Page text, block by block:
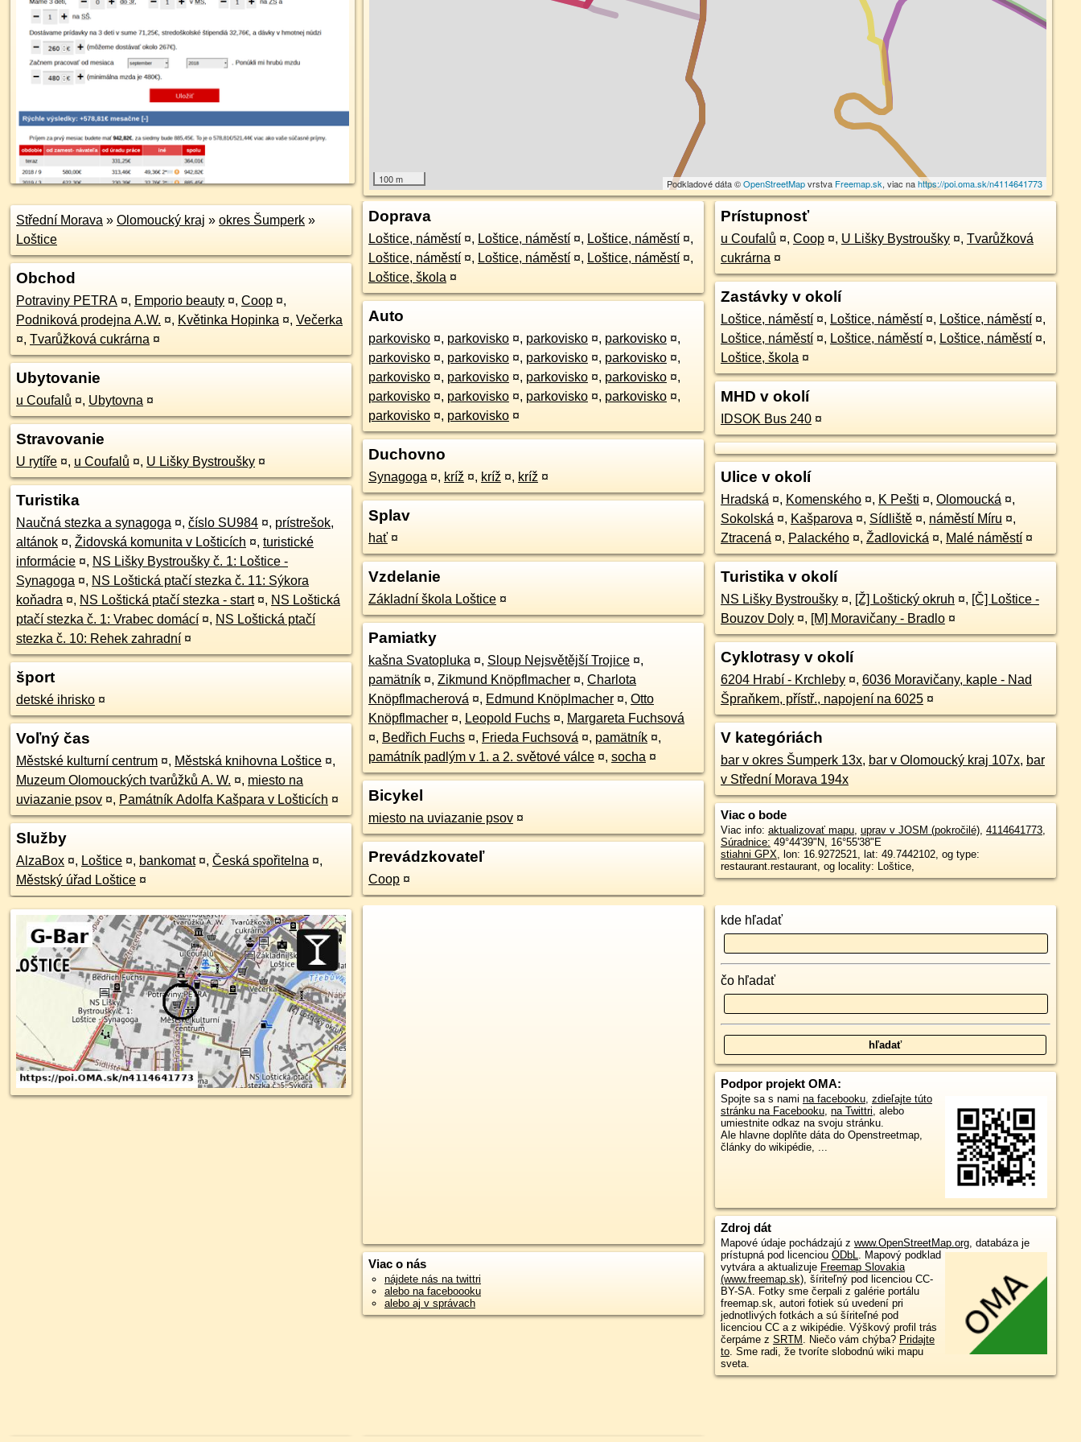
100 m Podkladové dáta ©OpenStreetMapvrstva Freemap.sk, viac nahttps://poi.oma.sk/n4114641773
Střední Morava » Olomoucký kraj » okres Šumperk »
Loštice
Obchod
Potraviny PETRA ¤, Emporio beauty ¤, Coop ¤,
Podniková prodejna A.W. ¤, Květinka Hopinka ¤, Večerka
¤, Tvarůžková cukrárna ¤
Ubytovanie
u Coufalů ¤, Ubytovna ¤
Stravovanie
U rytíře ¤, u Coufalů ¤, U Lišky Bystroušky ¤
Turistika
Naučná stezka a synagoga ¤, číslo SU984 ¤, prístrešok,
altánok ¤, Židovská komunita v Lošticích ¤, turistické
informácie ¤, NS Lišky Bystroušky č. 1: Loštice -
Synagoga ¤, NS Loštická ptačí stezka č. 11: Sýkora
koňadra ¤, NS Loštická ptačí stezka - start ¤, NS Loštická
ptačí stezka č. 1: Vrabec domácí ¤, NS Loštická ptačí
stezka č. 10: Rehek zahradní ¤
šport
detské ihrisko ¤
Voľný čas
Městské kulturní centrum ¤, Městská knihovna Loštice ¤,
Muzeum Olomouckých tvarůžků A. W. ¤, miesto na
uviazanie psov ¤, Památník Adolfa Kašpara v Lošticích ¤
Služby
AlzaBox ¤, Loštice ¤, bankomat ¤, Česká spořitelna ¤,
Městský úřad Loštice ¤
Doprava
Loštice, náměstí ¤, Loštice, náměstí ¤, Loštice, náměstí ¤,
Loštice, náměstí ¤, Loštice, náměstí ¤, Loštice, náměstí ¤,
Loštice, škola ¤
Auto
parkovisko ¤, parkovisko ¤, parkovisko ¤, parkovisko ¤,
parkovisko ¤, parkovisko ¤, parkovisko ¤, parkovisko ¤,
parkovisko ¤, parkovisko ¤, parkovisko ¤, parkovisko ¤,
parkovisko ¤, parkovisko ¤, parkovisko ¤, parkovisko ¤,
parkovisko ¤, parkovisko ¤
Duchovno
Synagoga ¤, kríž ¤, kríž ¤, kríž ¤
Splav
hať ¤
Vzdelanie
Základní škola Loštice ¤
Pamiatky
kašna Svatopluka ¤, Sloup Nejsvětější Trojice ¤,
pamätník ¤, Zikmund Knӧpflmacher ¤, Charlota
Knӧpflmacherová ¤, Edmund Knӧplmacher ¤, Otto
Knӧpflmacher ¤, Leopold Fuchs ¤, Margareta Fuchsová
¤, Bedřich Fuchs ¤, Frieda Fuchsová ¤, pamätník ¤,
památník padlým v 1. a 2. světové válce ¤, socha ¤
Bicykel
miesto na uviazanie psov ¤
Prevádzkovateľ
Coop ¤
Prístupnosť
u Coufalů ¤, Coop ¤, U Lišky Bystroušky ¤, Tvarůžková
cukrárna ¤
Zastávky v okolí
Loštice, náměstí ¤, Loštice, náměstí ¤, Loštice, náměstí ¤,
Loštice, náměstí ¤, Loštice, náměstí ¤, Loštice, náměstí ¤,
Loštice, škola ¤
MHD v okolí
IDSOK Bus 240 ¤
Ulice v okolí
Hradská ¤, Komenského ¤, K Pešti ¤, Olomoucká ¤,
Sokolská ¤, Kašparova ¤, Sídliště ¤, náměstí Míru ¤,
Ztracená ¤, Palackého ¤, Žadlovická ¤, Malé náměstí ¤
Turistika v okolí
NS Lišky Bystroušky ¤, [Ž] Loštický okruh ¤, [Č] Loštice -
Bouzov Doly ¤, [M] Moravičany - Bradlo ¤
Cyklotrasy v okolí
6204 Hrabí - Krchleby ¤, 6036 Moravičany, kaple - Nad
Špraňkem, přístř., napojení na 6025 ¤
V kategóriách
bar v okres Šumperk 13x, bar v Olomoucký kraj 107x, bar
v Střední Morava 194x
Viac o bode
Viac info: aktualizovať mapu, uprav v JOSM (pokročilé), 4114641773,
Súradnice: 49°44'39"N, 16°55'38"E
stiahni GPX, lon: 16.9272521, lat: 49.7442102, og type:
restaurant.restaurant, og locality: Loštice,
Viac o nás
nájdete nás na twittri
alebo na faceboooku
alebo aj v správach
kde hľadať
čo hľadať
Podpor projekt OMA:
Spojte sa s nami na facebooku, zdieľajte túto
stránku na Facebooku, na Twittri, alebo
umiestnite odkaz na svoju stránku.
Ale hlavne doplňte dáta do Openstreetmap,
články do wikipédie, ...
Zdroj dát
Mapové údaje pochádzajú z www.OpenStreetMap.org, databáza je
prístupná pod licenciou ODbL
Mapový podklad
vytvára a aktualizuje Freemap Slovakia
(www.freemap.sk), šíriteľný pod licenciou CC-
BY-SA. Fotky sme čerpali z galérie portálu
freemap.sk, autori fotiek sú uvedení pri
jednotlivých fotkách a sú šíriteľné pod
licenciou CC a z wikipédie. Výškový profil trás
čerpáme z SRTM . Niečo vám chýba? Pridajte
to. Sme radi, že tvoríte slobodnú wiki mapu
sveta.